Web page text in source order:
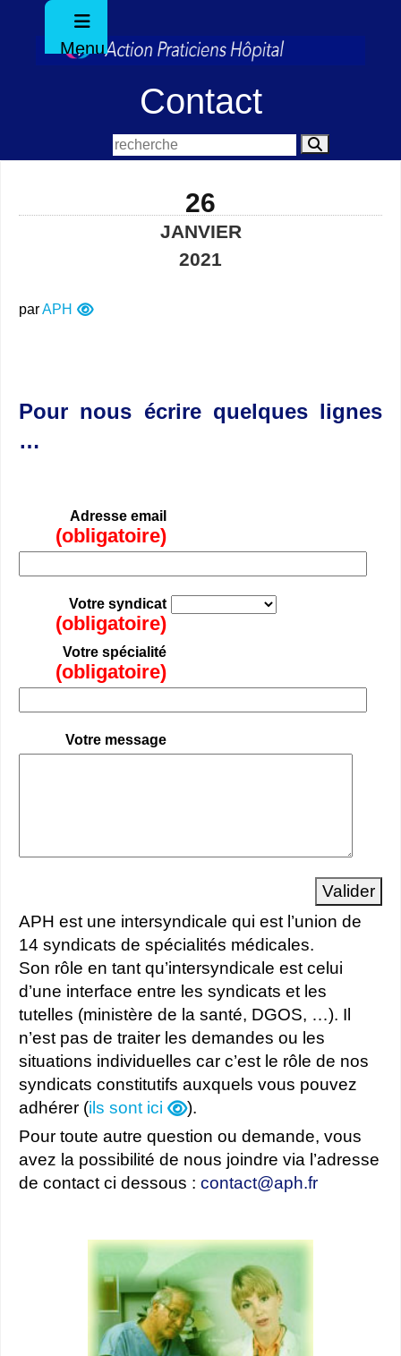
Menu
Contact
26
JANVIER
2021
parAPH
Pour nous écrire quelques lignes
…
Adresse email
(obligatoire)
Votre syndicat
(obligatoire)
Votre spécialité
(obligatoire)
Votre message
Valider
APH est une intersyndicale qui est l’union de
14 syndicats de spécialités médicales.
Son rôle en tant qu’intersyndicale est celui
d’une interface entre les syndicats et les
tutelles (ministère de la santé, DGOS, …). Il
n’est pas de traiter les demandes ou les
situations individuelles car c’est le rôle de nos
syndicats constitutifs auxquels vous pouvez
adhérer (ils sont ici
).
Pour toute autre question ou demande, vous
avez la possibilité de nous joindre via l’adresse
de contact ci dessous : contact@aph.fr